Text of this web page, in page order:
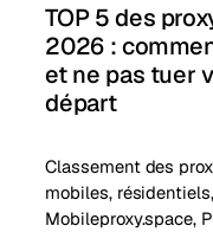
TOP 5 des
2026 :
et ne pas tuer
départ
Classement des
mobiles,
Mobileproxy.space,